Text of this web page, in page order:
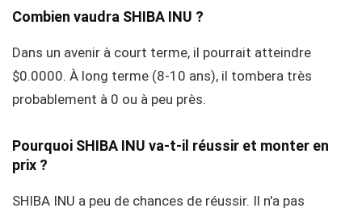
Combien vaudra SHIBA INU ?
Dans un avenir à court terme, il pourrait atteindre
$0.0000. À long terme (8-10 ans), il tombera très
probablement à 0 ou à peu près.
Pourquoi SHIBA INU va-t-il réussir et monter en
prix ?
SHIBA INU a peu de chances de réussir. Il n'a pas